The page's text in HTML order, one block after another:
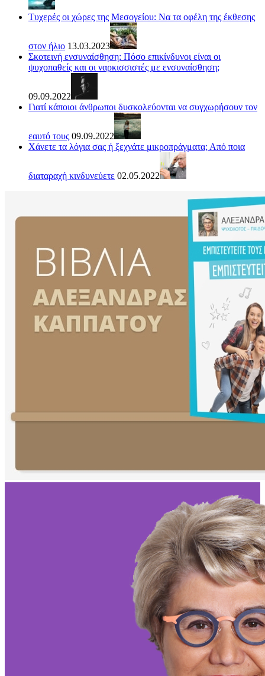
Τυχερές οι χώρες της Μεσογείου: Να τα οφέλη της έκθεσης
στον ήλιο 13.03.2023
Σκοτεινή ενσυναίσθηση: Πόσο επικίνδυνοι είναι οι
ψυχοπαθείς και οι ναρκισσιστές με ενσυναίσθηση;
09.09.2022
Γιατί κάποιοι άνθρωποι δυσκολεύονται να συγχωρήσουν τον
εαυτό τους 09.09.2022
Χάνετε τα λόγια σας ή ξεχνάτε μικροπράγματα; Από ποια
διαταραχή κινδυνεύετε 02.05.2022